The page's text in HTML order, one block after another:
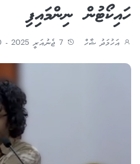
ހައިކޯޓުން ނިންމައިފި
އަހުމަދު ޝާހް